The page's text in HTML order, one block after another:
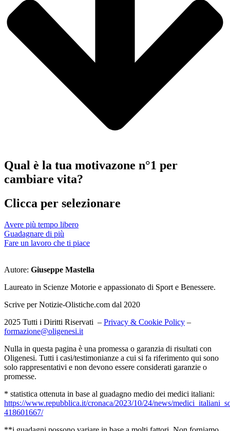
Qual è la tua motivazone n°1 per
cambiare vita?
Clicca per selezionare
Avere più tempo libero
Guadagnare di più
Fare un lavoro che ti piace
Autore: Giuseppe Mastella
Laureato in Scienze Motorie e appassionato di Sport e Benessere.
Scrive per Notizie-Olistiche.com dal 2020
2025 Tutti i Diritti Riservati – Privacy & Cookie Policy –
formazione@oligenesi.it
Nulla in questa pagina è una promessa o garanzia di risultati con
Oligenesi. Tutti i casi/testimonianze a cui si fa riferimento qui sono
solo rappresentativi e non devono essere considerati garanzie o
promesse.
* statistica ottenuta in base al guadagno medio dei medici italiani:
https://www.repubblica.it/cronaca/2023/10/24/news/
418601667/